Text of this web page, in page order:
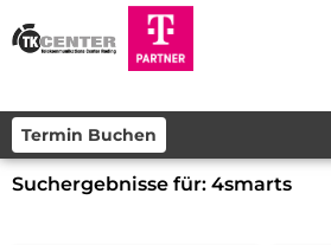
Termin Buchen
Suchergebnisse für: 4smarts